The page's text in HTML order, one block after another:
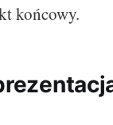
końcowy.